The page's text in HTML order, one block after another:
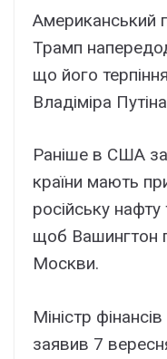
Американський
Трамп
що його
Владіміра
Раніше в США
країни мають
російську
щоб Вашингтон
Москви.
Міністр
заявив 7